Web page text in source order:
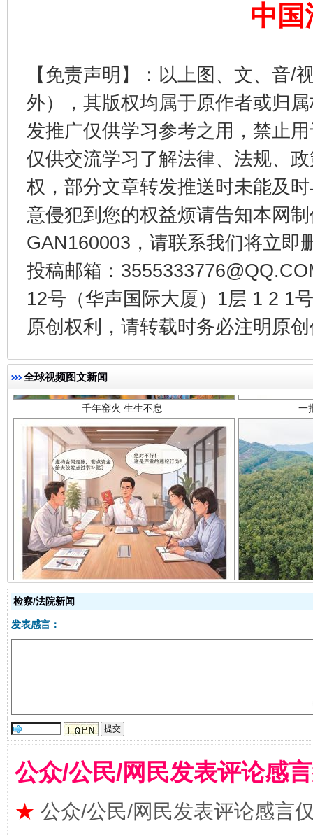
中国
【免责声明】：以上图、文、音/
外），其版权均属于原作者或归
发推广仅供学习参考之用，禁止
仅供交流学习了解法律、法规、
权，部分文章转发推送时未能及
意侵犯到您的权益烦请告知本网
GAN160003，请联系我们将立即
投稿邮箱：
12号（华声国际大厦）1层 1 2 1
原创权利，请转载时务必注明原
全球视频图文新闻
东山县通报“牛蛙产品抗生素超标问题” 法
揭开“小金库”的免责幌子
检察/法院新闻
发表感言：
公众/公民/网民发表评论感
★ 公众/公民/网民发表评论感言